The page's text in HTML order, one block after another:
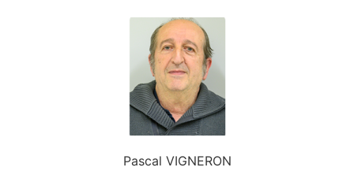
Pascal VIGNERON